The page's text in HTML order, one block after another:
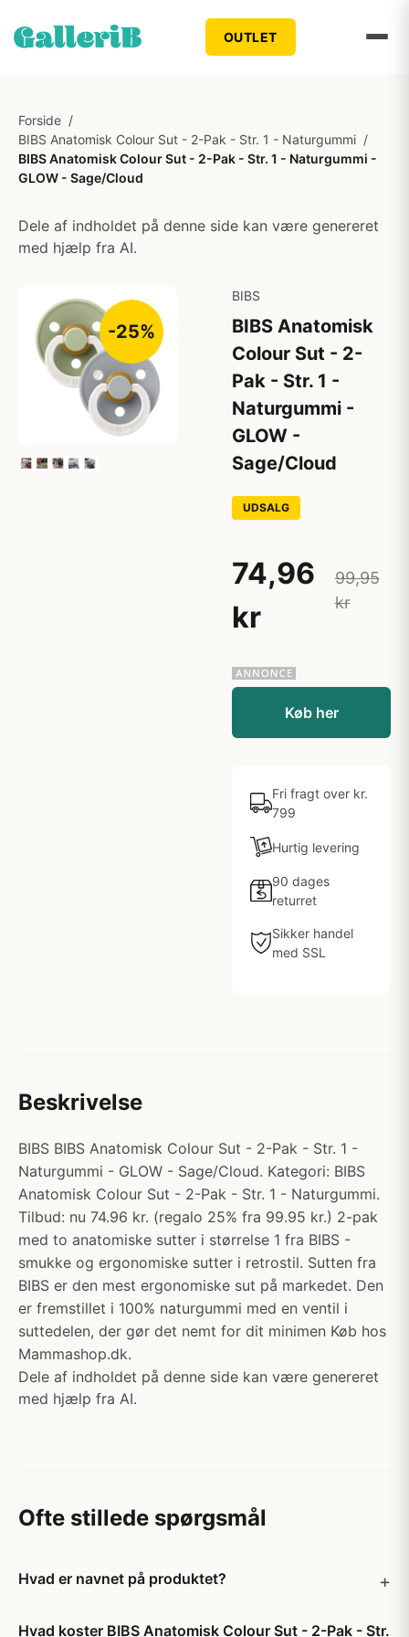
OUTLET
Forside /
BIBS Anatomisk Colour Sut - 2-Pak - Str. 1 - Naturgummi /
BIBS Anatomisk Colour Sut - 2-Pak - Str. 1 - Naturgummi -
GLOW - Sage/Cloud
Dele af indholdet på denne side kan være genereret
med hjælp fra AI.
-25%
BIBS
BIBS Anatomisk
Colour Sut - 2-
Pak - Str. 1 -
Naturgummi -
GLOW -
Sage/Cloud
UDSALG
74,96
kr
99,95
kr
Køb her
Fri fragt over kr.
799
Hurtig levering
90 dages
returret
Sikker handel
med SSL
Beskrivelse
BIBS BIBS Anatomisk Colour Sut - 2-Pak - Str. 1 -
Naturgummi - GLOW - Sage/Cloud. Kategori: BIBS
Anatomisk Colour Sut - 2-Pak - Str. 1 - Naturgummi.
Tilbud: nu 74.96 kr. (regalo 25% fra 99.95 kr.) 2-pak
med to anatomiske sutter i størrelse 1 fra BIBS -
smukke og ergonomiske sutter i retrostil. Sutten fra
BIBS er den mest ergonomiske sut på markedet. Den
er fremstillet i 100% naturgummi med en ventil i
suttedelen, der gør det nemt for dit minimen Køb hos
Mammashop.dk.
Dele af indholdet på denne side kan være genereret
med hjælp fra AI.
Ofte stillede spørgsmål
Hvad er navnet på produktet?
Hvad koster BIBS Anatomisk Colour Sut - 2-Pak - Str.